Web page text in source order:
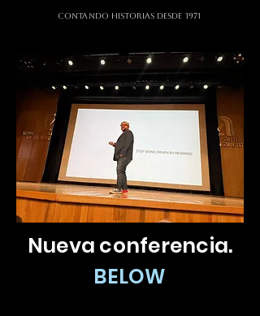
CONTANDO HISTORIAS DESDE 1971
Nueva conferencia.
BELOW